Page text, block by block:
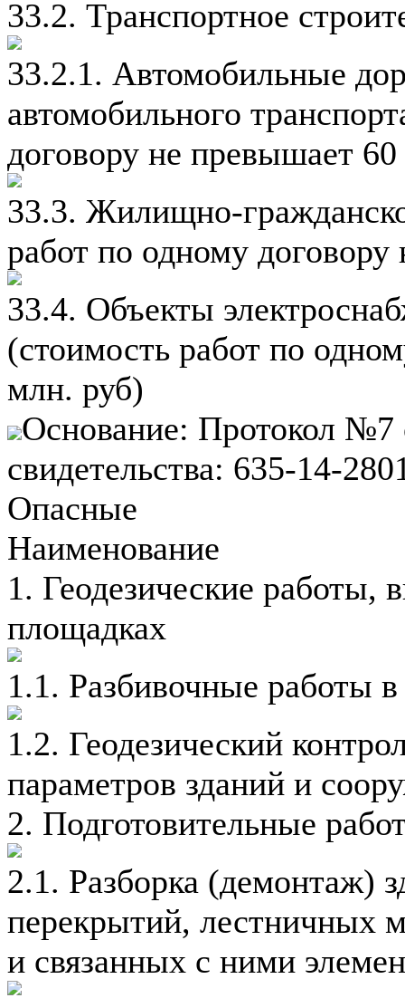
33.2. Транспортное
33.2.1. Автомобильные
автомобильного
договору не превышает
33.3. Жилищно-
работ по одному
33.4. Объекты
(стоимость работ по
млн. руб)
Основание: Протокол №7
свидетельства: 635-14-
Опасные
Наименование
1. Геодезические работы,
площадках
1.1. Разбивочные работы
1.2. Геодезический
параметров зданий и
2. Подготовительные
2.1. Разборка (демонтаж)
перекрытий, лестничных
и связанных с ними